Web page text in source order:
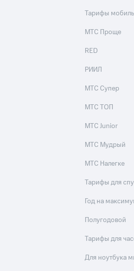
Тарифы
МТС Проще
RED
РИИЛ
МТС Супер
МТС ТОП
МТС Junior
МТС Мудрый
МТС Налегке
Тарифы для
Год на
Полугодовой
Тарифы для
Для ноутбука